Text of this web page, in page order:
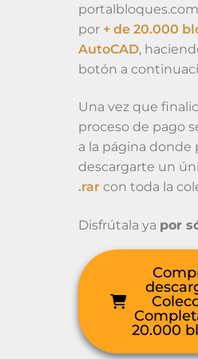
por + de 20.000
AutoCAD,
botón a
Una vez que
proceso de pago
a la página donde
descargarte un
.rar con toda la
Disfrútala ya por
20.000